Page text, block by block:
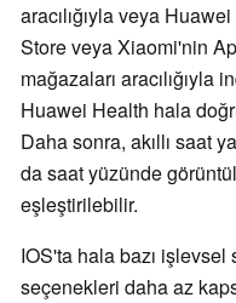
aracılığıyla veya
Store veya Xiaomi'nin
mağazaları aracılığıyla
Huawei Health hala
Daha sonra, akıllı saat
da saat yüzünde
eşleştirilebilir.
IOS'ta hala bazı işlevsel
seçenekleri daha az